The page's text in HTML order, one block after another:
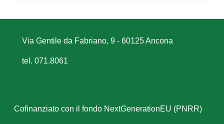
Via Gentile da Fabriano, 9 - 60125 Ancona
tel. 071.8061
Cofinanziato con il fondo NextGenerationEU (PNRR)